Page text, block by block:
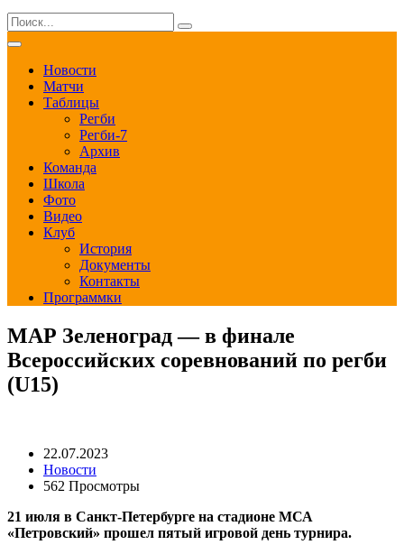
Новости
Матчи
Таблицы
Регби
Регби-7
Архив
Команда
Школа
Фото
Видео
Клуб
История
Документы
Контакты
Программки
МАР Зеленоград — в финале
Всероссийских соревнований по регби
(U15)
22.07.2023
Новости
562 Просмотры
21 июля в Санкт-Петербурге на стадионе МСА
«Петровский» прошел пятый игровой день турнира.